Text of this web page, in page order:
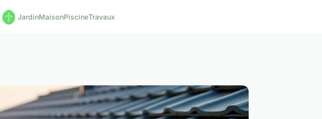
JardinMaisonPiscineTravaux